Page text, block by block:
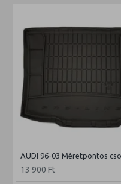
13 900 Ft